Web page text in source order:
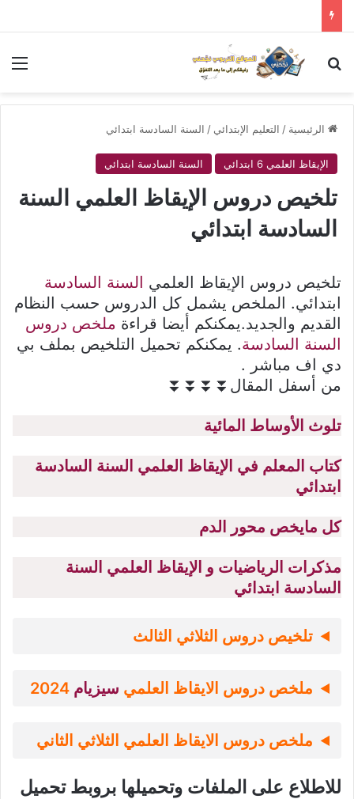
بحث عن
الرئيسية / التعليم الإبتدائي / السنة السادسة ابتدائي
الإيقاظ العلمي 6 ابتدائي السنة السادسة ابتدائي
تلخيص دروس الإيقاظ العلمي السنة
السادسة ابتدائي
تلخيص دروس الإيقاظ العلمي السنة السادسة
ابتدائي. الملخص يشمل كل الدروس حسب النظام
القديم والجديد.يمكنكم أيضا قراءة ملخص دروس
السنة السادسة. يمكنكم تحميل التلخيص بملف بي
دي اف مباشر .
من أسفل المقال⏬⏬⏬⏬
تلوث الأوساط المائية
كتاب المعلم في الإيقاظ العلمي السنة السادسة
ابتدائي
كل مايخص محور الدم
مذكرات الرياضيات و الإيقاظ العلمي السنة
السادسة ابتدائي
تلخيص دروس الثلاثي الثالث
ملخص دروس الايقاظ العلمي سيزيام 2024
ملخص دروس الايقاظ العلمي الثلاثي الثاني
للاطلاع على الملفات وتحميلها بروبط تحميل